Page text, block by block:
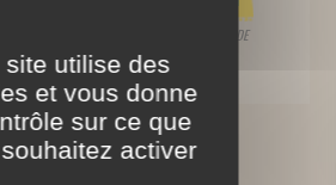
SOIENT STOCKÉES ET UTILISÉES AFIN DE
DE PROTECTION DES DONNÉES
site utilise des
et vous donne
sur ce que
activer